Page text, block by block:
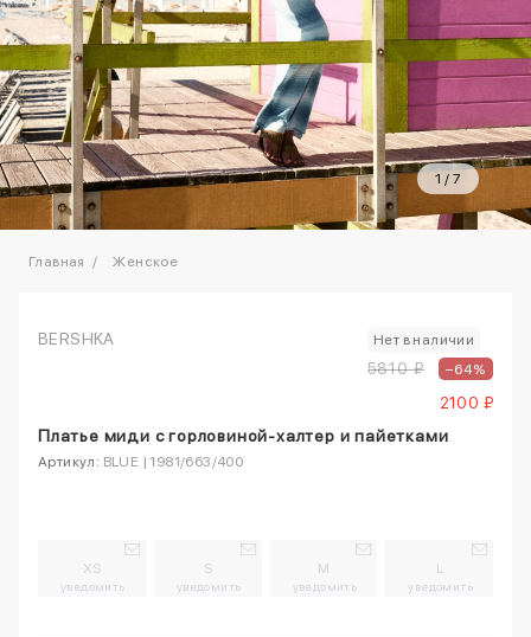
1 / 7
Главная Женское
BERSHKA Нет в наличии
5810 ₽ –64%
2100 ₽
Платье миди с горловиной-халтер и пайетками
Артикул: BLUE | 1981/663/400
XS
уведомить
S
уведомить
M
уведомить
L
уведомить